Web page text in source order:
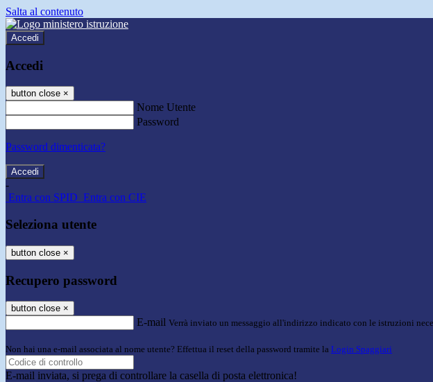
Salta al contenuto
Accedi
Accedi
button close ×
Nome Utente
Password
Password dimenticata?
-
Entra con SPID Entra con CIE
Seleziona utente
button close ×
Recupero password
button close ×
E-mail Verrà inviato un messaggio all'indirizzo indicato con le istruzioni
Non hai una e-mail associata al nome utente? Effettua il reset della password tramite la Login Spaggiari
E-mail inviata, si prega di controllare la casella di posta elettronica!